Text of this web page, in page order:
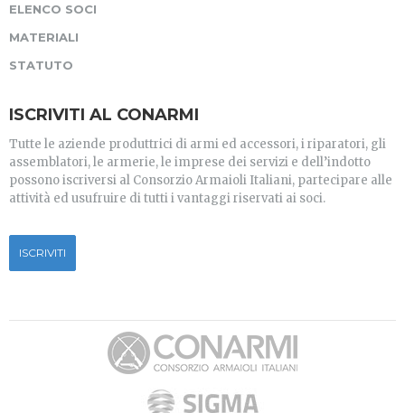
ELENCO SOCI
MATERIALI
STATUTO
ISCRIVITI AL CONARMI
Tutte le aziende produttrici di armi ed accessori, i riparatori, gli
assemblatori, le armerie, le imprese dei servizi e dell’indotto
possono iscriversi al Consorzio Armaioli Italiani, partecipare alle
attività ed usufruire di tutti i vantaggi riservati ai soci.
ISCRIVITI